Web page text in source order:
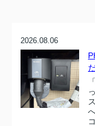
2026.08.06